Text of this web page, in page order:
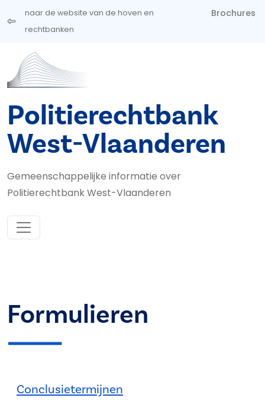
Overslaan en naar de inhoud gaan
naar de website van de hoven en
rechtbanken
Brochures
Politierechtbank
West-Vlaanderen
Gemeenschappelijke informatie over
Politierechtbank West-Vlaanderen
Formulieren
Conclusietermijnen